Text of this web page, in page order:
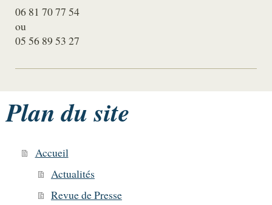
06 81 70 77 54
ou
05 56 89 53 27
Plan du site
Accueil
Actualités
Revue de Presse